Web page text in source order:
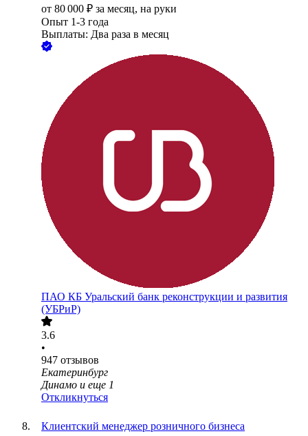
от 80 000 ₽ за месяц, на руки
Опыт 1-3 года
Выплаты: Два раза в месяц
ПАО КБ Уральский банк реконструкции и развития
(УБРиР)
3.6
•
947 отзывов
Екатеринбург
Динамо и еще 1
Откликнуться
Клиентский менеджер розничного бизнеса